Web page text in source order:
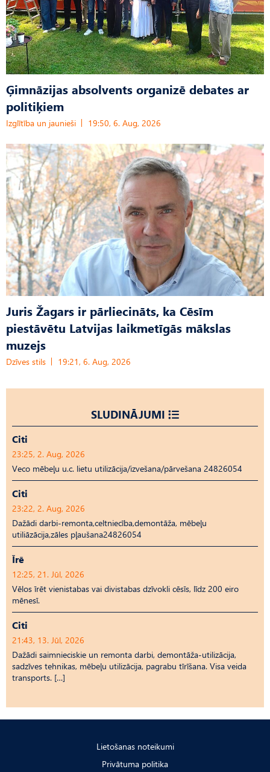
Ģimnāzijas absolvents organizē debates ar
politiķiem
Izglītība un jaunieši 19:50, 6. Aug, 2026
Juris Žagars ir pārliecināts, ka Cēsīm
piestāvētu Latvijas laikmetīgās mākslas
muzejs
Dzīves stils 19:21, 6. Aug, 2026
SLUDINĀJUMI
Citi
23:25, 2. Aug, 2026
Veco mēbeļu u.c. lietu utilizācija/izvešana/pārvešana 24826054
Citi
23:22, 2. Aug, 2026
Dažādi darbi-remonta,celtniecība,demontāža, mēbeļu
utiliāzācija,zāles pļaušana24826054
Īrē
12:25, 21. Jūl, 2026
Vēlos īrēt vienistabas vai divistabas dzīvokli cēsīs, līdz 200 eiro
mēnesī.
Citi
21:43, 13. Jūl, 2026
Dažādi saimnieciskie un remonta darbi, demontāža-utilizācija,
sadzīves tehnikas, mēbeļu utilizācija, pagrabu tīrīšana. Visa veida
transports. […]
Lietošanas noteikumi
Privātuma politika